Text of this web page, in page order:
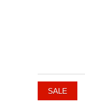
SALE